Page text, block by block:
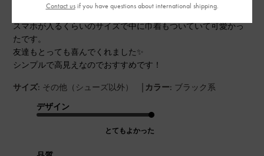
スマホが入るくらいのサイズで中に巾着もついていて可愛かっ
たです。
友達もとっても喜んでくれました✨️
シンプルで高見えなのでおすすめです！
サイズ: その他（シューズ以外） | カラー: ブラック系
デザイン
とてもよかった
Contact usif you have questions about international shipping.